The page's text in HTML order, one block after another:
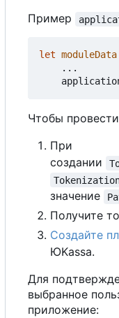
Пример
let moduleData
...
Чтобы
При
создании
значение
Получите
Создайте
ЮKassa.
Для
выбранное
приложение: